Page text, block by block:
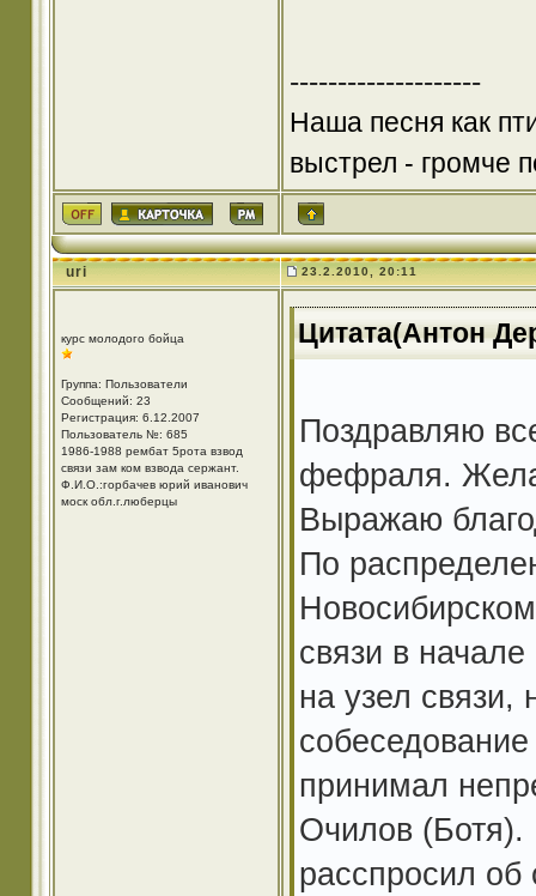
--------------------
Наша песня как
выстрел - громче
uri 23.2.2010, 20:11
курс молодого бойца
Группа: Пользователи
Сообщений: 23
Регистрация: 6.12.2007
Пользователь №: 685
1986-1988 рембат 5рота взвод
связи зам ком взвода сержант.
Ф.И.О.:горбачев юрий иванович
моск обл.г.люберцы
Цитата(Антон
Поздравляю
фефраля.
Выражаю
По
связи в
на узел
принимал
Очилов (Ботя).
расспросил